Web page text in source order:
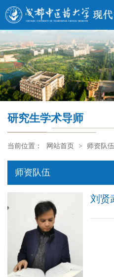
研究生学术导师
当前位置： 网站首页 > 师资队伍
师资队伍
刘贤